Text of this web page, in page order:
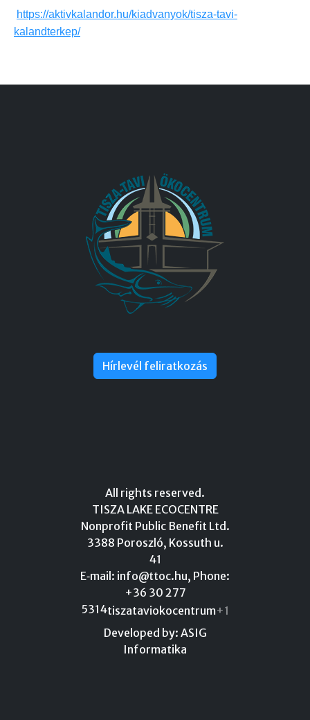
https://aktivkalandor.hu/kiadvanyok/tisza-tavi-
kalandterkep/
Hírlevél feliratkozás
All rights reserved.
TISZA LAKE ECOCENTRE
Nonprofit Public Benefit Ltd.
3388 Poroszló, Kossuth u.
41
E‑mail: info@ttoc.hu, Phone:
+36 30 277
5314tiszataviokocentrum+1
Developed by: ASIG
Informatika